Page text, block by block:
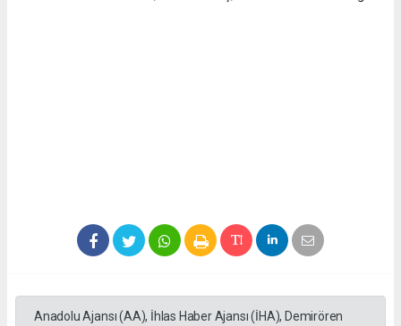
Anadolu Ajansı (AA), İhlas Haber Ajansı (İHA), Demirören